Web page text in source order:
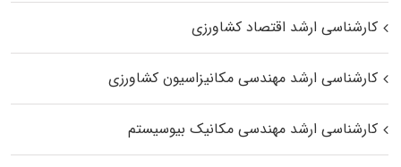
کارشناسی ارشد اقتصاد کشاورزی
کارشناسی ارشد مهندسی مکانیزاسیون کشاورزی
کارشناسی ارشد مهندسی مکانیک بیوسیستم